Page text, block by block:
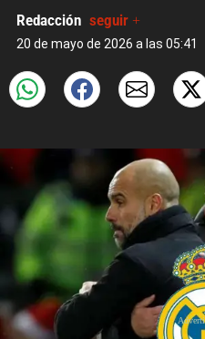
Redacción seguir +
20 de mayo de 2026 a las 05:41